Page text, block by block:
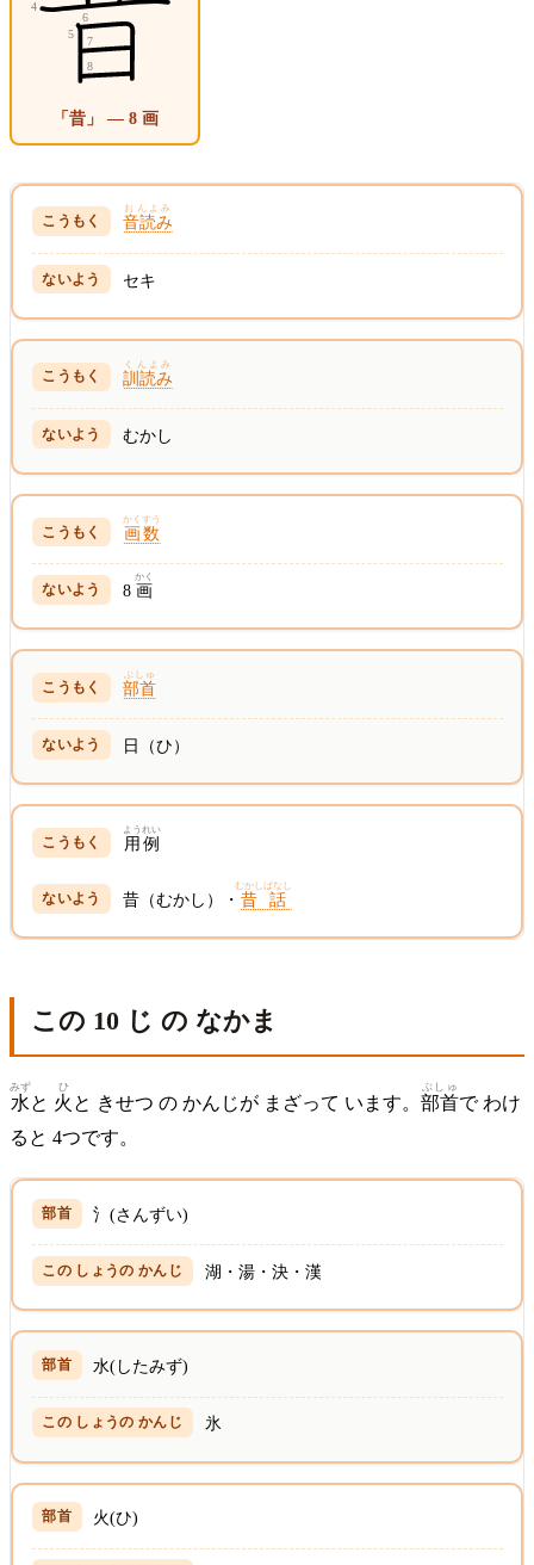
「昔」 — 8 画
音読み
おんよみ
セキ
訓読み
くんよみ
むかし
画数
かくすう
8 画
かく
部首
ぶしゅ
日（ひ）
用例
ようれい
昔（むかし）・ 昔話
むかしばなし
この 10 じ の なかま
水
みず
と 火
ひ
と きせつ の かんじが まざって います。 部首
ぶしゅ
で わけ
ると 4つです。
氵(さんずい)
湖・湯・決・漢
水(したみず)
氷
火(ひ)